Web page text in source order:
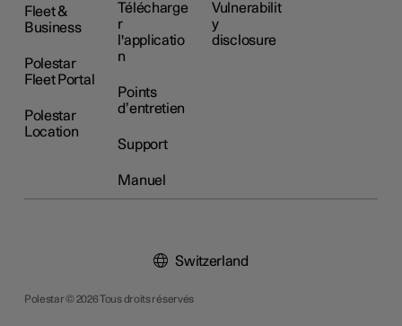
Fleet &
Business
Polestar
Fleet Portal
Polestar
Location
Télécharge
r
l'applicatio
n
Points
d’entretien
Support
Manuel
Vulnerabilit
y
disclosure
Polestar © 2026 Tous droits réservés
Switzerland